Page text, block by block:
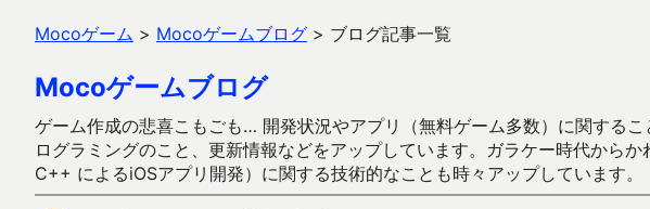
Mocoゲーム > Mocoゲームブログ > ブログ記事一覧
Mocoゲームブログ
ゲーム作成の悲喜こもごも… 開発状況やアプリ（無料ゲーム多数）に関する
ログラミングのこと、更新情報などをアップしています。ガラケー時代か
C++ によるiOSアプリ開発）に関する技術的なことも時々アップしています。